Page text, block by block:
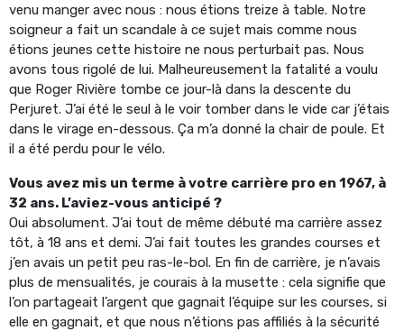
venu manger avec nous : nous étions treize à table. Notre
soigneur a fait un scandale à ce sujet mais comme nous
étions jeunes cette histoire ne nous perturbait pas. Nous
avons tous rigolé de lui. Malheureusement la fatalité a voulu
que Roger Rivière tombe ce jour-là dans la descente du
Perjuret. J’ai été le seul à le voir tomber dans le vide car j’étais
dans le virage en-dessous. Ça m’a donné la chair de poule. Et
il a été perdu pour le vélo.
Vous avez mis un terme à votre carrière pro en 1967, à
32 ans. L’aviez-vous anticipé ?
Oui absolument. J’ai tout de même débuté ma carrière assez
tôt, à 18 ans et demi. J’ai fait toutes les grandes courses et
j’en avais un petit peu ras-le-bol. En fin de carrière, je n’avais
plus de mensualités, je courais à la musette : cela signifie que
l’on partageait l’argent que gagnait l’équipe sur les courses, si
elle en gagnait, et que nous n’étions pas affiliés à la sécurité